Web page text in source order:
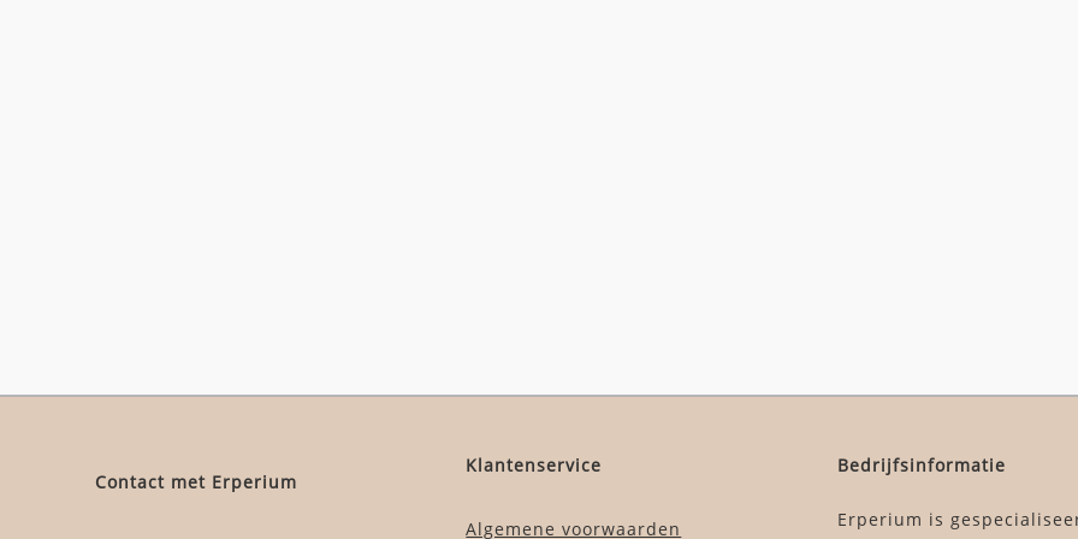
Contact met Erperium
Klantenservice
Algemene voorwaarden
Bedrijfsinformatie
Erperium is